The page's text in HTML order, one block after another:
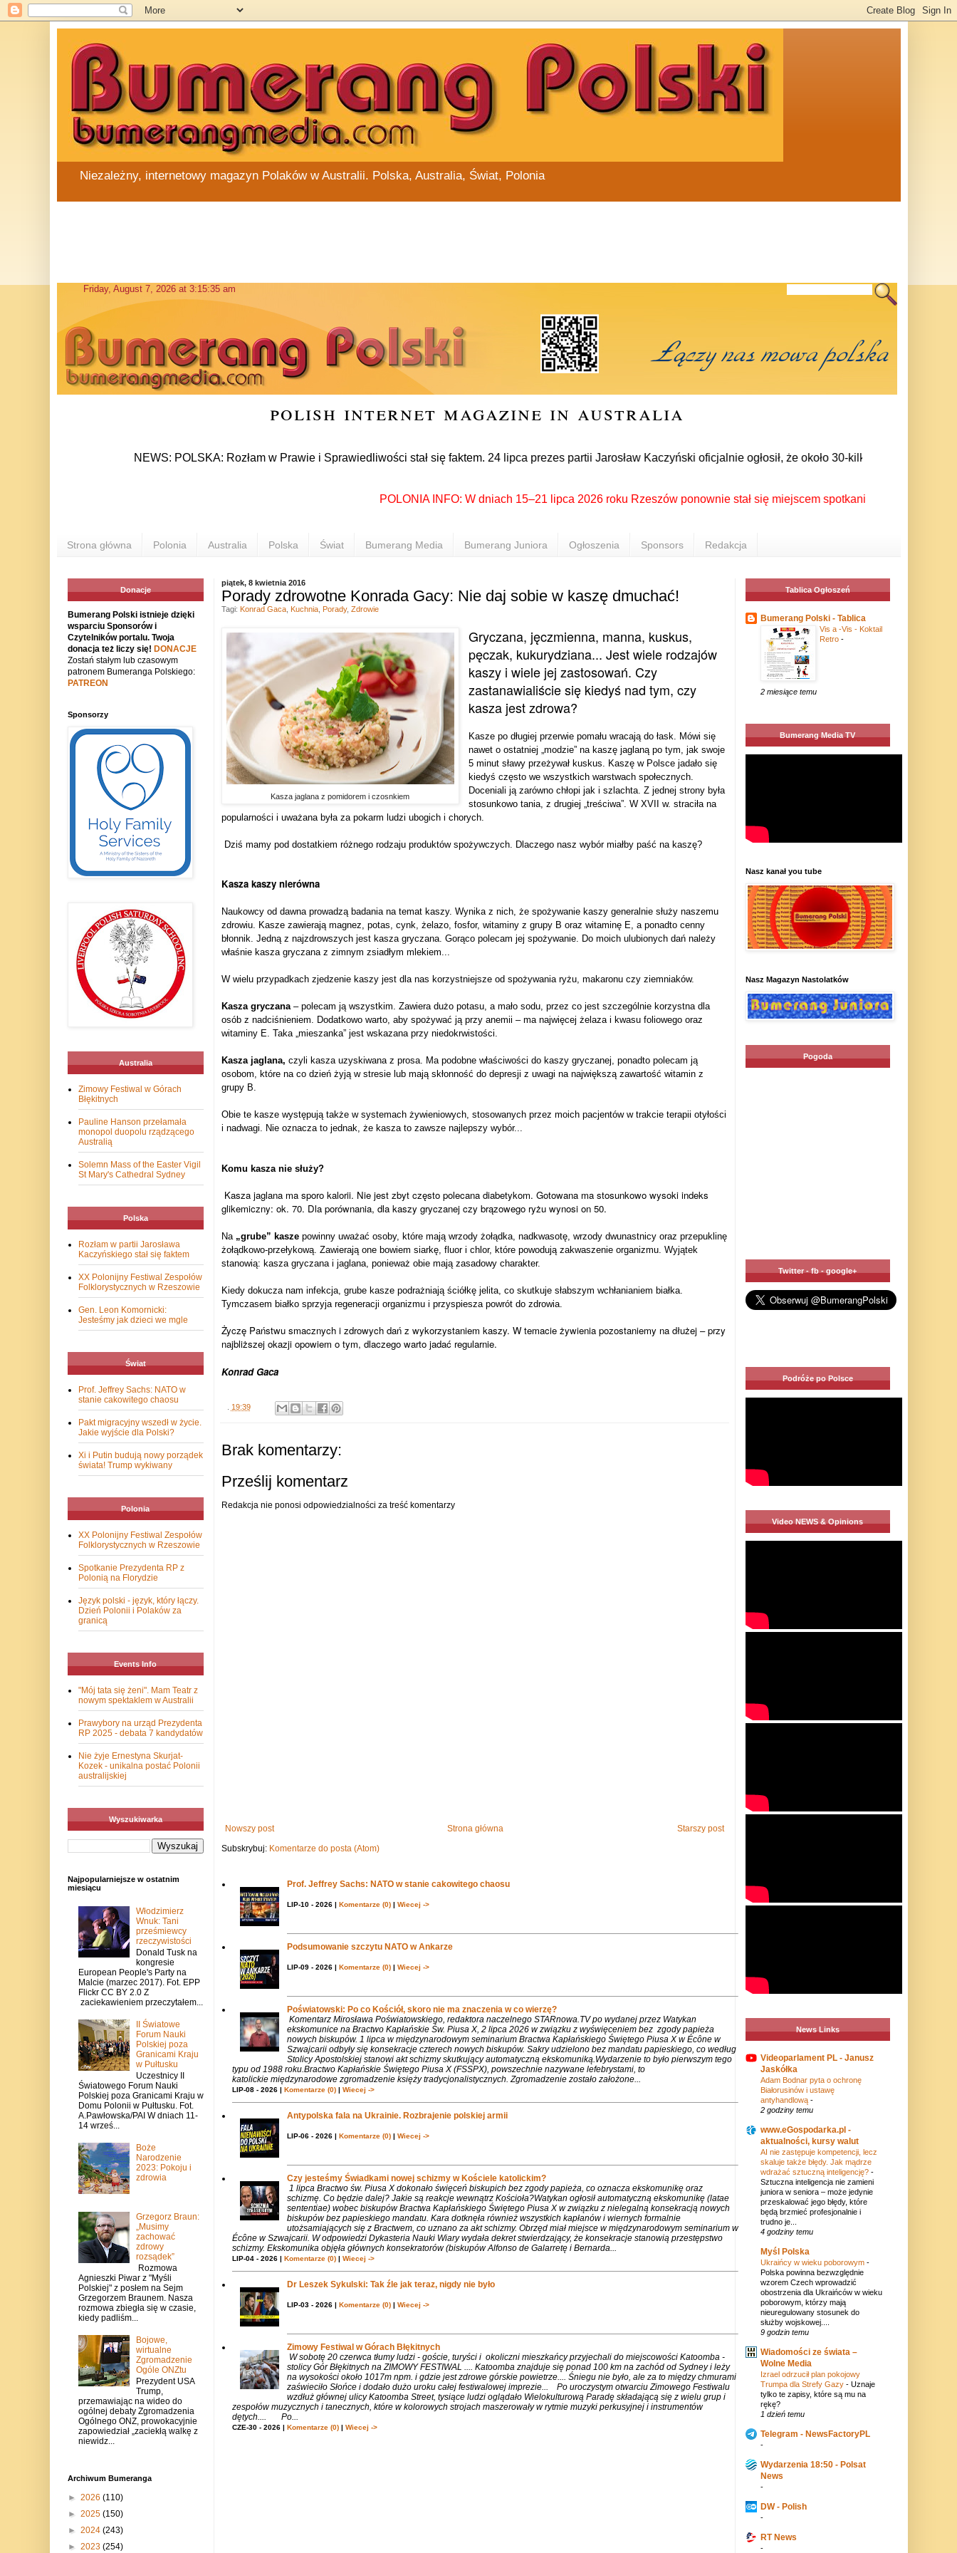
Niezależny, internetowy magazyn Polaków w Australii. Polska, Australia, Świat, Polonia
polish internet magazine in australia
NEWS: POLSKA: Rozłam w Prawie i Sprawiedliwości stał się faktem. 24 lipca prezes partii Jarosław Kaczyński oficjalnie ogłosił, że około 30-kilku posłów
POLONIA INFO: W dniach 15–21 lipca 2026 roku Rzeszów ponownie stał się miejscem spotkania Polonii z
Strona główna Polonia Australia Polska Świat Bumerang Media Bumerang Juniora Ogłoszenia Sponsors Redakcja
piątek, 8 kwietnia 2016
Porady zdrowotne Konrada Gacy: Nie daj sobie w kaszę dmuchać!
Kasza jaglana z pomidorem i czosnkiem
Gryczana, jęczmienna, manna, kuskus,
pęczak, kukurydziana... Jest wiele rodzajów
kaszy i wiele jej zastosowań. Czy
zastanawialiście się kiedyś nad tym, czy
kasza jest zdrowa?
Kasze po długiej przerwie pomału wracają do łask. Mówi się
nawet o ostatniej „modzie” na kaszę jaglaną po tym, jak swoje
5 minut sławy przeżywał kuskus. Kaszę w Polsce jadało się
kiedyś często we wszystkich warstwach społecznych.
Doceniali ją zarówno chłopi jak i szlachta. Z jednej strony była
stosunkowo tania, z drugiej „treściwa”. W XVII w. straciła na
popularności i uważana była za pokarm ludzi ubogich i chorych.
Dziś mamy pod dostatkiem różnego rodzaju produktów spożywczych. Dlaczego nasz wybór miałby paść na kaszę?
Kasza kaszy nierówna
Naukowcy od dawna prowadzą badania na temat kaszy. Wynika z nich, że spożywanie kaszy generalnie służy naszemu
zdrowiu. Kasze zawierają magnez, potas, cynk, żelazo, fosfor, witaminy z grupy B oraz witaminę E, a ponadto cenny
błonnik. Jedną z najzdrowszych jest kasza gryczana. Gorąco polecam jej spożywanie. Do moich ulubionych dań należy
właśnie kasza gryczana z zimnym zsiadłym mlekiem...
W wielu przypadkach zjedzenie kaszy jest dla nas korzystniejsze od spożywania ryżu, makaronu czy ziemniaków.
Kasza gryczana– polecam ją wszystkim. Zawiera dużo potasu, a mało sodu, przez co jest szczególnie korzystna dla
osób z nadciśnieniem. Dodatkowo warto, aby spożywać ją przy anemii – ma najwięcej żelaza i kwasu foliowego oraz
witaminy E. Taka „mieszanka” jest wskazana przy niedokrwistości.
Kasza jaglana, czyli kasza uzyskiwana z prosa. Ma podobne właściwości do kaszy gryczanej, ponadto polecam ją
osobom, które na co dzień żyją w stresie lub mają skłonność do depresji z uwagi na największą zawartość witamin z
grupy B.
Obie te kasze występują także w systemach żywieniowych, stosowanych przez moich pacjentów w trakcie terapii otyłości
i nadwagi. Nie oznacza to jednak, że kasza to zawsze najlepszy wybór...
Komu kasza nie służy?
Kasza jaglana ma sporo kalorii. Nie jest zbyt często polecana diabetykom. Gotowana ma stosunkowo wysoki indeks
glikemiczny: ok. 70. Dla porównania, dla kaszy gryczanej czy brązowego ryżu wynosi on 50.
Na „grube” kasze powinny uważać osoby, które mają wrzody żołądka, nadkwasotę, wrzody dwunastnicy oraz przepuklinę
żołądkowo-przełykową. Zawierają one bowiem siarkę, fluor i chlor, które powodują zakwaszenie organizmu. Wyjątek
stanowią: kasza gryczana i jaglana, ponieważ obie mają zasadowy charakter.
Kiedy dokucza nam infekcja, grube kasze podrażniają ściółkę jelita, co skutkuje słabszym wchłanianiem białka.
Tymczasem białko sprzyja regeneracji organizmu i przyspiesza powrót do zdrowia.
Życzę Państwu smacznych i zdrowych dań z wykorzystaniem kaszy. W temacie żywienia pozostaniemy na dłużej – przy
najbliższej okazji opowiem o tym, dlaczego warto jadać regularnie.
Konrad Gaca
. 19:39
Tagi: Konrad Gaca, Kuchnia, Porady, Zdrowie
Brak komentarzy:
Prześlij komentarz
Redakcja nie ponosi odpowiedzialności za treść komentarzy
Nowszy post Starszy post
Strona główna
Subskrybuj: Komentarze do posta (Atom)
Prof. Jeffrey Sachs: NATO w stanie cakowitego chaosu
LIP-10 - 2026 | Komentarze (0)| Wiecej ->
Podsumowanie szczytu NATO w Ankarze
LIP-09 - 2026 | Komentarze (0)| Wiecej ->
Poświatowski: Po co Kościół, skoro nie ma znaczenia w co wierzę?
Komentarz Mirosława Poświatowskiego, redaktora naczelnego STARnowa.TV po wydanej przez Watykan
ekskomunice na Bractwo Kapłańskie Św. Piusa X, 2 lipca 2026 w związku z wyświęceniem bez zgody papieża
nowych biskupów. 1 lipca w międzynarodowym seminarium Bractwa Kapłańskiego Świętego Piusa X w Écône w
Szwajcarii odbyły się konsekracje czterech nowych biskupów. Sakry udzielono bez mandatu papieskiego, co według
Stolicy Apostolskiej stanowi akt schizmy skutkujący automatyczną ekskomuniką.Wydarzenie to było pierwszym tego
typu od 1988 roku.Bractwo Kapłańskie Świętego Piusa X (FSSPX), powszechnie nazywane lefebrystami, to
katolickie międzynarodowe zgromadzenie księży tradycjonalistycznych. Zgromadzenie zostało założone...
LIP-08 - 2026 | Komentarze (0)| Wiecej ->
Antypolska fala na Ukrainie. Rozbrajenie polskiej armii
LIP-06 - 2026 | Komentarze (0)| Wiecej ->
Czy jesteśmy Świadkami nowej schizmy w Kościele katolickim?
1 lipca Bractwo św. Piusa X dokonało święceń biskupich bez zgody papieża, co oznacza ekskomunikę oraz
schizmę. Co będzie dalej? Jakie są reakcje wewnątrz Kościoła?Watykan ogłosił automatyczną ekskomunikę (latae
sententiae) wobec biskupów Bractwa Kapłańskiego Świętego Piusa X w związku z nielegalną konsekracją nowych
biskupów bez papieskiego mandatu. Kara dotknęła również wszystkich kapłanów i wiernych formalnie
utożsamiających się z Bractwem, co uznano za akt schizmy. Obrzęd miał miejsce w międzynarodowym seminarium w
Écône w Szwajcarii. W odpowiedzi Dykasteria Nauki Wiary wydała dekret stwierdzający, że konsekracje stanowią przestępstwo
schizmy. Ekskomunika objęła głównych konsekratorów (biskupów Alfonso de Galarretę i Bernarda...
LIP-04 - 2026 | Komentarze (0)| Wiecej ->
Dr Leszek Sykulski: Tak źle jak teraz, nigdy nie było
LIP-03 - 2026 | Komentarze (0)| Wiecej ->
Zimowy Festiwal w Górach Błękitnych
W sobotę 20 czerwca tłumy ludzi - goście, turyści i okoliczni mieszkańcy przyjechali do miejscowości Katoomba -
stolicy Gór Błękitnych na ZIMOWY FESTIWAL .... Katoomba znajduje się ponad 100 km na zachód od Sydney i leży
na wysokości około 1017m npm. i gdzie jest zdrowe górskie powietrze.... Śniegu nie było, ale za to między chmurami
zaświeciło Słońce i dodało dużo uroku całej festiwalowej imprezie... Po uroczystym otwarciu Zimowego Festiwalu
wzdłuż głównej ulicy Katoomba Street, tysiące ludzi oglądało Wielokulturową Paradę składającą się z wielu grup i
zespołów muzycznych i tanecznych, które w kolorowych strojach maszerowały w rytmie muzyki perkusyjnej i instrumentów
dętych.... Po...
CZE-30 - 2026 | Komentarze (0)| Wiecej ->
Donacje
Bumerang Polski istnieje dzięki
wsparciu Sponsorów i
Czytelników portalu. Twoja
donacja też liczy się! DONACJE
Zostań stałym lub czasowym
patronem Bumeranga Polskiego:
PATREON
Sponsorzy
Australia
Zimowy Festiwal w Górach
Błękitnych
Pauline Hanson przełamała
monopol duopolu rządzącego
Australią
Solemn Mass of the Easter Vigil
St Mary's Cathedral Sydney
Polska
Rozłam w partii Jarosława
Kaczyńskiego stał się faktem
XX Polonijny Festiwal Zespołów
Folklorystycznych w Rzeszowie
Gen. Leon Komornicki:
Jesteśmy jak dzieci we mgle
Świat
Prof. Jeffrey Sachs: NATO w
stanie cakowitego chaosu
Pakt migracyjny wszedł w życie.
Jakie wyjście dla Polski?
Xi i Putin budują nowy porządek
świata! Trump wykiwany
Polonia
XX Polonijny Festiwal Zespołów
Folklorystycznych w Rzeszowie
Spotkanie Prezydenta RP z
Polonią na Florydzie
Język polski - język, który łączy.
Dzień Polonii i Polaków za
granicą
Events Info
"Mój tata się żeni". Mam Teatr z
nowym spektaklem w Australii
Prawybory na urząd Prezydenta
RP 2025 - debata 7 kandydatów
Nie żyje Ernestyna Skurjat-
Kozek - unikalna postać Polonii
australijskiej
Wyszukiwarka
Najpopularniejsze w ostatnim
miesiącu
Włodzimierz
Wnuk: Tani
prześmiewcy
rzeczywistości
Donald Tusk na
kongresie
European People's Party na
Malcie (marzec 2017). Fot. EPP
Flickr CC BY 2.0 Z
zaciekawieniem przeczytałem...
II Światowe
Forum Nauki
Polskiej poza
Granicami Kraju
w Pułtusku
Uczestnicy II
Światowego Forum Nauki
Polskiej poza Granicami Kraju w
Domu Polonii w Pułtusku. Fot.
A.Pawłowska/PAI W dniach 11-
14 wrześ...
Boże
Narodzenie
2023: Pokoju i
zdrowia
Grzegorz Braun:
„Musimy
zachować
zdrowy
rozsądek”
Rozmowa
Agnieszki Piwar z "Myśli
Polskiej" z posłem na Sejm
Grzegorzem Braunem. Nasza
rozmowa zbiegła się w czasie,
kiedy padliśm...
Bojowe,
wirtualne
Zgromadzenie
Ogóle ONZtu
Prezydent USA
Trump,
przemawiając na wideo do
ogólnej debaty Zgromadzenia
Ogólnego ONZ, prowokacyjnie
zapowiedział „zaciekłą walkę z
niewidz...
Archiwum Bumeranga
► 2026 (110)
► 2025 (150)
► 2024 (243)
► 2023 (254)
Tablica Ogłoszeń
Bumerang Polski - Tablica
Vis a -Vis - Koktail
Retro -
2 miesiące temu
Bumerang Media TV
Nasz kanał you tube
Nasz Magazyn Nastolatków
Pogoda
Twitter - fb - google+
Podróże po Polsce
Video NEWS & Opinions
News Links
Videoparlament PL - Janusz
Jaskółka
Adam Bodnar pyta o ochronę
Białorusinów i ustawę
antyhandlową -
2 godziny temu
www.eGospodarka.pl -
aktualności, kursy walut
AI nie zastępuje kompetencji, lecz
skaluje także błędy. Jak mądrze
wdrażać sztuczną inteligencję? -
Sztuczna inteligencja nie zamieni
juniora w seniora – może jedynie
przeskalować jego błędy, które
będą brzmieć profesjonalnie i
trudno je...
4 godziny temu
Myśl Polska
Ukraińcy w wieku poborowym -
Polska powinna bezwzględnie
wzorem Czech wprowadzić
obostrzenia dla Ukraińców w wieku
poborowym, którzy mają
nieuregulowany stosunek do
służby wojskowej....
9 godzin temu
Wiadomości ze świata –
Wolne Media
Izrael odrzucił plan pokojowy
Trumpa dla Strefy Gazy - Uznaje
tylko te zapisy, które są mu na
rękę?
1 dzień temu
Telegram - NewsFactoryPL
-
Wydarzenia 18:50 - Polsat
News
-
DW - Polish
-
RT News
-